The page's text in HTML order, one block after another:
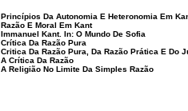
Princípios Da Autonomia E Heteronomia Em
Razão E Moral Em Kant
Immanuel Kant. In: O Mundo De Sofia
Crítica Da Razão Pura
Critica Da Razão Pura, Da Razão Prática E Do
A Crítica Da Razão
A Religião No Limite Da Simples Razão